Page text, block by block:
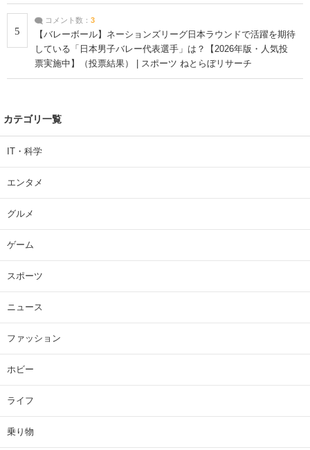
5
コメント数： 3
【バレーボール】ネーションズリーグ日本ラウンドで活躍を期待
している「日本男子バレー代表選手」は？【2026年版・人気投
票実施中】（投票結果） | スポーツ ねとらぼリサーチ
カテゴリ一覧
IT・科学
エンタメ
グルメ
ゲーム
スポーツ
ニュース
ファッション
ホビー
ライフ
乗り物